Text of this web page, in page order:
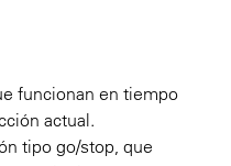
funcionan en tiempo
actual.
tipo go/stop, que